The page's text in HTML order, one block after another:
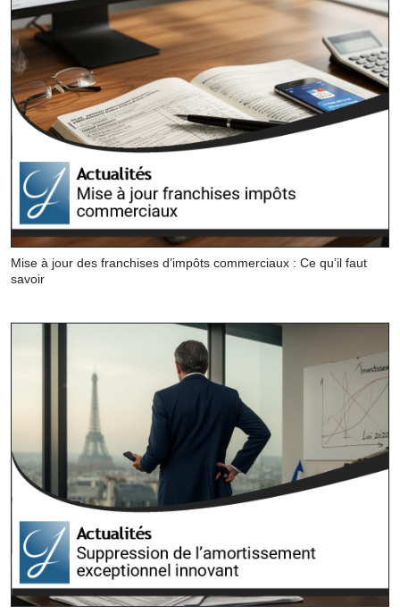
Mise à jour des franchises d’impôts commerciaux : Ce qu’il faut
savoir